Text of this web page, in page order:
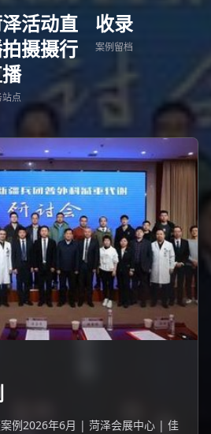
活动直
摄摄行
点
收录
案例留档
例2026年6月 | 菏泽会展中心 | 佳